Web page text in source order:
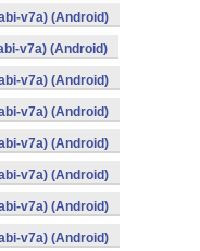
v7a) (Android)
v7a) (Android)
v7a) (Android)
v7a) (Android)
v7a) (Android)
v7a) (Android)
v7a) (Android)
v7a) (Android)